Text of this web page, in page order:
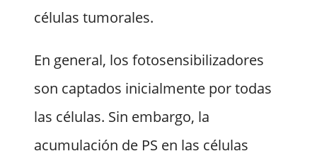
células tumorales.
En general, los fotosensibilizadores
son captados inicialmente por todas
las células. Sin embargo, la
acumulación de PS en las células